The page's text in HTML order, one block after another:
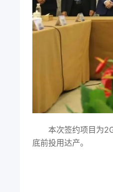
本次签约项目为
底前投用达产。